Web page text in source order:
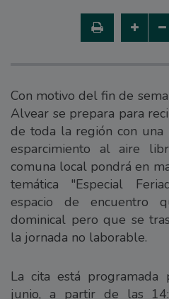
Con motivo del fin de
Alvear se prepara para
de toda la región con
esparcimiento al aire
comuna local pondrá en
temática "Especial
espacio de encuentro
dominical pero que se
la jornada no laborable.
La cita está
junio, a partir de las